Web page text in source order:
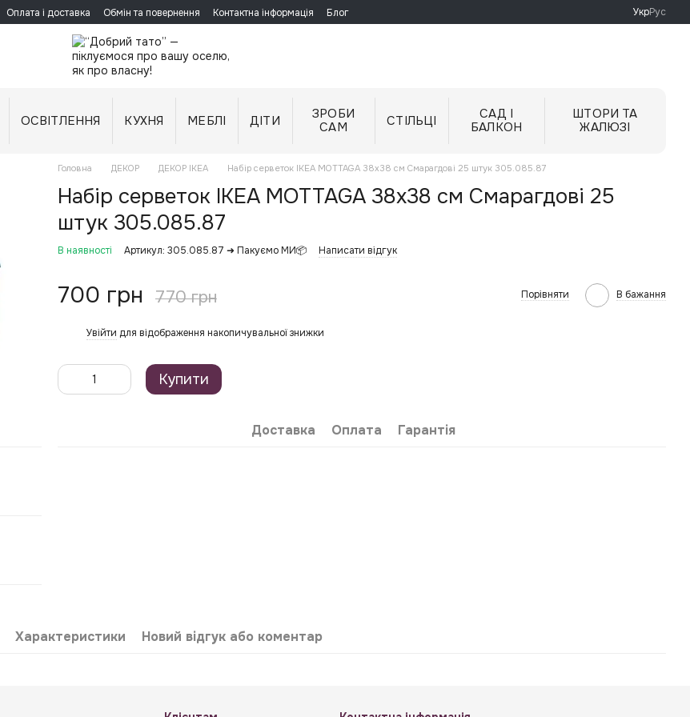
Оплата і доставка Обмін та повернення Контактна інформація Блог УкрРус
ОСВІТЛЕННЯ КУХНЯ МЕБЛІ ДІТИ
ЗРОБИ
САМ
СТІЛЬЦІ
САД І
БАЛКОН
ШТОРИ ТА
ЖАЛЮЗІ
Головна ДЕКОР ДЕКОР IKEA Набір серветок IKEA MOTTAGA 38x38 см Смарагдові 25 штук 305.085.87
Набір серветок IKEA MOTTAGA 38x38 см Смарагдові 25
штук 305.085.87
В наявності Артикул: 305.085.87 ➜ Пакуємо МИ📦 Написати відгук
700 грн 770 грн Порівняти В бажання
Увійти для відображення накопичувальної знижки
Купити
Доставка Оплата Гарантія
Характеристики Новий відгук або коментар